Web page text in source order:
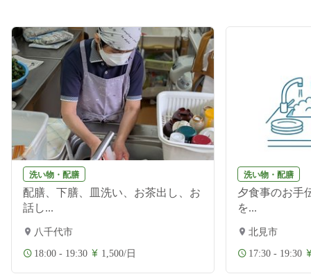
洗い物・配膳
配膳、下膳、皿洗い、お茶出し、お
話し...
八千代市
18:00 - 19:30 1,500/日
洗い物・配膳
夕食事のお手
を...
北見市
17:30 - 19:30